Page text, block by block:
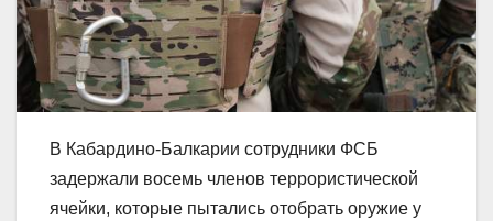
В Кабардино-Балкарии сотрудники ФСБ
задержали восемь членов террористической
ячейки, которые пытались отобрать оружие у